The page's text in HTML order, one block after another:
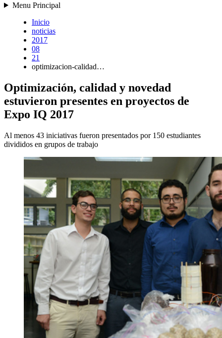
Menu Principal
Inicio
noticias
2017
08
21
optimizacion-calidad…
Optimización, calidad y novedad
estuvieron presentes en proyectos de
Expo IQ 2017
Al menos 43 iniciativas fueron presentados por 150 estudiantes
divididos en grupos de trabajo